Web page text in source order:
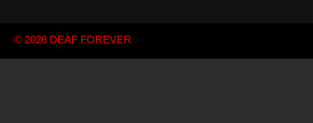
© 2026 DEAF FOREVER